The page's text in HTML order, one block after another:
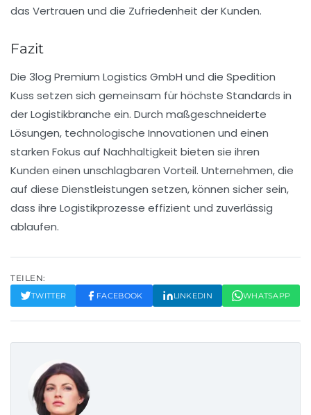
das Vertrauen und die Zufriedenheit der Kunden.
Fazit
Die 3log Premium Logistics GmbH und die Spedition
Kuss setzen sich gemeinsam für höchste Standards in
der Logistikbranche ein. Durch maßgeschneiderte
Lösungen, technologische Innovationen und einen
starken Fokus auf Nachhaltigkeit bieten sie ihren
Kunden einen unschlagbaren Vorteil. Unternehmen, die
auf diese Dienstleistungen setzen, können sicher sein,
dass ihre Logistikprozesse effizient und zuverlässig
ablaufen.
TEILEN:
TWITTER FACEBOOK LINKEDIN WHATSAPP